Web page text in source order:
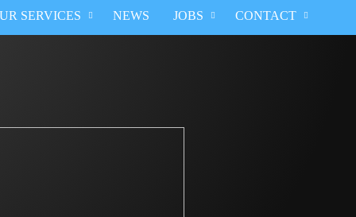
SERVICES NEWS JOBS CONTACT